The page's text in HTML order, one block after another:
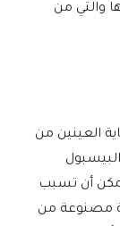
والتي من
العينين من
أن تسبب
مصنوعة من